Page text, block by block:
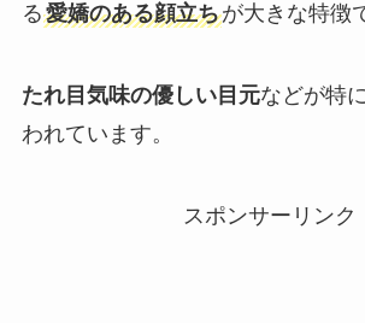
る愛嬌のある顔立ちが大きな特徴
たれ目気味の優しい目元などが特
われています。
スポンサーリンク